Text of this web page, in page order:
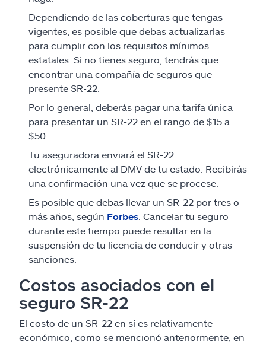
Dependiendo de las coberturas que tengas
vigentes, es posible que debas actualizarlas
para cumplir con los requisitos mínimos
estatales. Si no tienes seguro, tendrás que
encontrar una compañía de seguros que
presente SR-22.
Por lo general, deberás pagar una tarifa única
para presentar un SR-22 en el rango de $15 a
$50.
Tu aseguradora enviará el SR-22
electrónicamente al DMV de tu estado. Recibirás
una confirmación una vez que se procese.
Es posible que debas llevar un SR-22 por tres o
más años, según Forbes . Cancelar tu seguro
durante este tiempo puede resultar en la
suspensión de tu licencia de conducir y otras
sanciones.
Costos asociados con el
seguro SR-22
El costo de un SR-22 en sí es relativamente
económico, como se mencionó anteriormente, en